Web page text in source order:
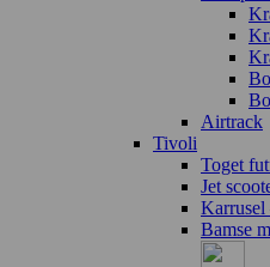
Airtrack
Tivoli
Toget
Jet
Bamse